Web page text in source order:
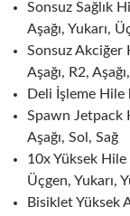
Sonsuz Sağlık
Aşağı, Yukarı,
Sonsuz Akciğer
Aşağı, R2,
Deli İşleme Hile
Spawn Jetpack
Aşağı, Sol, Sağ
10x Yüksek Hile
Üçgen, Yukarı,
Bisiklet Yüksek